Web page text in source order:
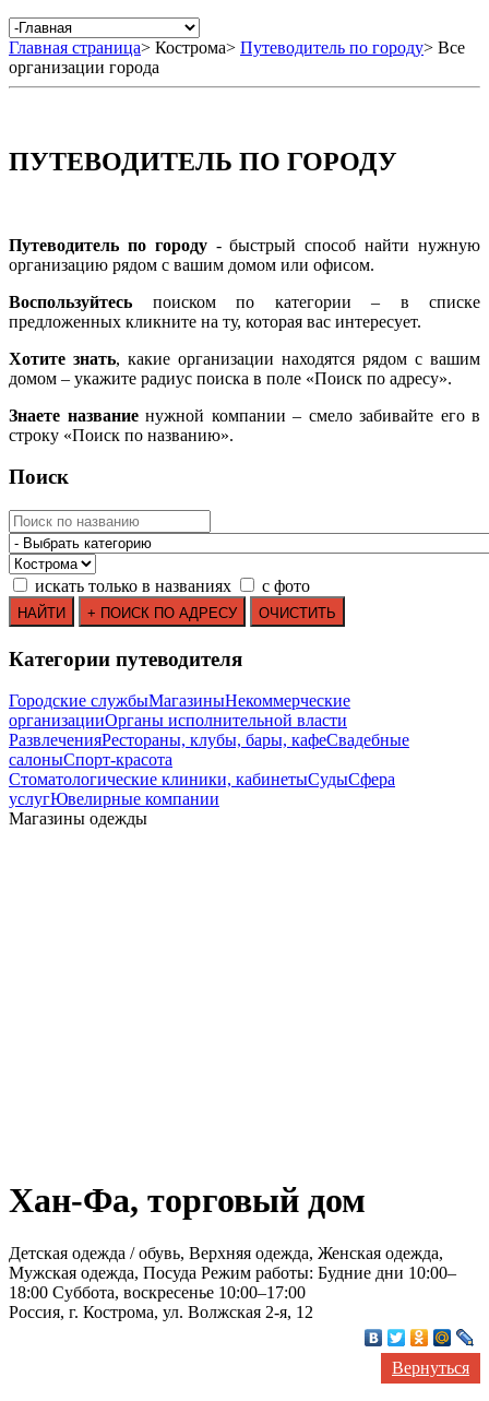
Главная страница> Кострома> Путеводитель по городу> Все
организации города
ПУТЕВОДИТЕЛЬ ПО ГОРОДУ
Путеводитель по городу- быстрый способ найти нужную
организацию рядом с вашим домом или офисом.
Воспользуйтесь поиском по категории – в списке
предложенных кликните на ту, которая вас интересует.
Хотите знать, какие организации находятся рядом с вашим
домом – укажите радиус поиска в поле «Поиск по адресу».
Знаете названиенужной компании – смело забивайте его в
строку «Поиск по названию».
Поиск
искать только в названиях с фото
Категории путеводителя
Городские службыМагазиныНекоммерческие
организацииОрганы исполнительной власти
РазвлеченияРестораны, клубы, бары, кафеСвадебные
салоныСпорт-красота
Стоматологические клиники, кабинетыСудыСфера
услугЮвелирные компании
Mагазины одежды
Хан-Фа, торговый дом
Детская одежда / обувь, Верхняя одежда, Женская одежда,
Мужская одежда, Посуда Режим работы: Будние дни 10:00–
18:00 Суббота, воскресенье 10:00–17:00
Россия, г. Кострома, ул. Волжская 2-я, 12
Вернуться